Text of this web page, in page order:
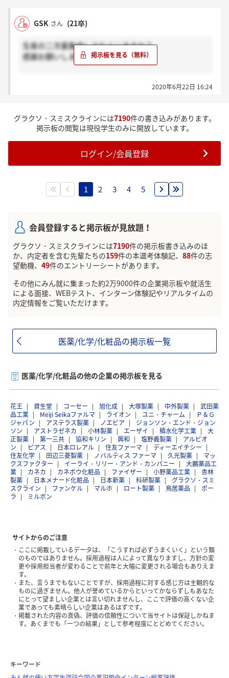
GSK さん (21卒)
生産の二次募集申し込む人いますか？
感謝お願いします。
2020年6月22日 16:24
グラクソ・スミスクラインには7190件の書き込みがあります。
掲示板の閲覧は現役学生のみに開放しています。
ログイン/会員登録
1 2 3 4 5
会員登録すると掲示板が見放題！
グラクソ・スミスクラインには7190件の掲示板書き込みのほ
か、内定者を含む先輩たちの159件の本選考体験記、 88件の志
望動機、 49件のエントリーシートがあります。
その他にみん就に集まった約2万9000件の企業掲示板や就活生
による面接、WEBテスト、インターン体験記やリアルタイムの
内定情報をご覧いただけます。
医薬/化学/化粧品の掲示板一覧
医薬/化学/化粧品の他の企業の掲示板を見る
花王 資生堂 コーセー 旭化成 大塚製薬 中外製薬
武田薬
品工業
Meiji Seikaファルマ ライオン ユニ・チャーム
Ｐ＆Ｇ
ジャパン
アステラス製薬 ノエビア
ジョンソン・エンド・ジョン
ソン
アストラゼネカ 小林製薬 エーザイ 積水化学工業
大
正製薬
第一三共 協和キリン 興和 塩野義製薬
アルビオ
ン
ピアス 日本ロレアル 住友ファーマ
ディーエイチシー
住友化学
田辺三菱製薬 ノバルティス ファーマ 久光製薬
マッ
クスファクター
イーライ・リリー・アンド・カンパニー
大鵬薬品工
業
カネカ カネボウ化粧品 ファイザー 小野薬品工業
杏林
製薬
日本メナード化粧品 日本新薬 科研製薬
グラクソ・スミ
スクライン
ファンケル マルホ ロート製薬 鳥居薬品
ポー
ラ
ミルボン
サイトからのご注意
ここに掲載しているデータは、「こうすれば必ずうまくいく」という類
のものではありません。採用過程は人によって異なりますし、方針の変
更や採用担当者が変わることで前年と大幅に変更される場合もありえま
す。
また、言うまでもないことですが、採用過程に対する感じ方は主観的な
ものに過ぎません。他人が誉めているからといってかならずしもあなた
にとって望ましい企業とは言い切れませんし、ここで評価の高くない企
業であっても素晴らしい企業はあるはずです。
掲載された内容の真偽、評価の信頼性について当サイトは保証しかねま
す。あくまでも「一つの結果」として参考程度にとどめてください。
キーワード